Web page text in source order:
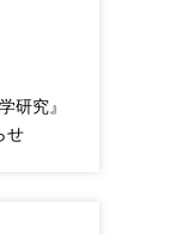
研究』
せ